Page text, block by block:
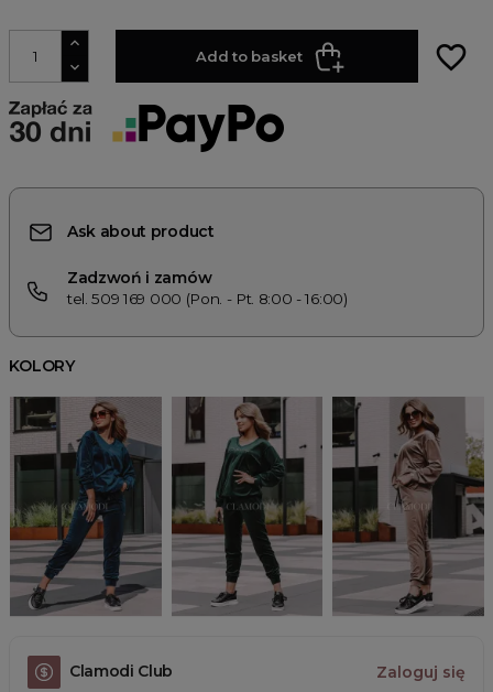
Add to basket favorite_border
Ask about product
Zadzwoń i zamów
tel. 509 169 000 (Pon. - Pt. 8:00 - 16:00)
KOLORY
Clamodi Club Zaloguj się